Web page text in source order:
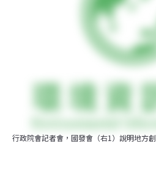
行政院會記者會，國發會（右1）說明地方